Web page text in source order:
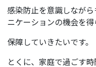
感染防止を意識しなが
ニケーションの機会を
保障していきたいです。
とくに、家庭で過ごす